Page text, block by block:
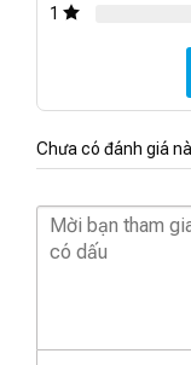
1
Chưa có đánh giá